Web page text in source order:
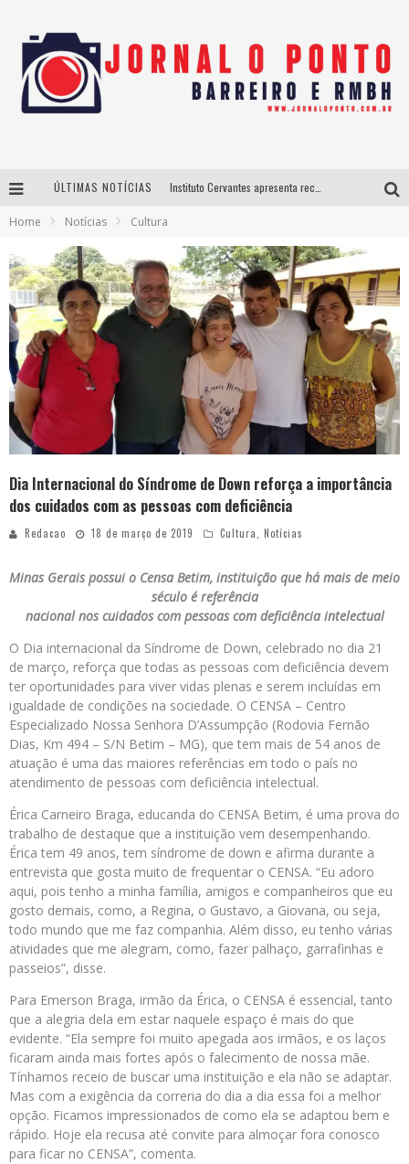
ÚLTIMAS NOTÍCIAS
BH recebe nesta quinta-feira lançamento do jogo “Coleta Seletiva” com roda de conversa entre agentes da sustentabilidade
Projeta Cultura abre inscrições gratuitas em São João del-Rei para oficinas de elaboração de projetos culturais e inteligência artificial
Home Notícias Cultura
Dia Internacional do Síndrome de Down reforça a importância
dos cuidados com as pessoas com deficiência
Redacao 18 de março de 2019 Cultura, Notícias
Minas Gerais possui o Censa Betim, instituição que há mais de meio
século é referência
nacional nos cuidados com pessoas com deficiência intelectual
O Dia internacional da Síndrome de Down, celebrado no dia 21
de março, reforça que todas as pessoas com deficiência devem
ter oportunidades para viver vidas plenas e serem incluídas em
igualdade de condições na sociedade. O CENSA – Centro
Especializado Nossa Senhora D’Assumpção (Rodovia Fernão
Dias, Km 494 – S/N Betim – MG), que tem mais de 54 anos de
atuação é uma das maiores referências em todo o país no
atendimento de pessoas com deficiência intelectual.
Érica Carneiro Braga, educanda do CENSA Betim, é uma prova do
trabalho de destaque que a instituição vem desempenhando.
Érica tem 49 anos, tem síndrome de down e afirma durante a
entrevista que gosta muito de frequentar o CENSA. “Eu adoro
aqui, pois tenho a minha família, amigos e companheiros que eu
gosto demais, como, a Regina, o Gustavo, a Giovana, ou seja,
todo mundo que me faz companhia. Além disso, eu tenho várias
atividades que me alegram, como, fazer palhaço, garrafinhas e
passeios”, disse.
Para Emerson Braga, irmão da Érica, o CENSA é essencial, tanto
que a alegria dela em estar naquele espaço é mais do que
evidente. “Ela sempre foi muito apegada aos irmãos, e os laços
ficaram ainda mais fortes após o falecimento de nossa mãe.
Tínhamos receio de buscar uma instituição e ela não se adaptar.
Mas com a exigência da correria do dia a dia essa foi a melhor
opção. Ficamos impressionados de como ela se adaptou bem e
rápido. Hoje ela recusa até convite para almoçar fora conosco
para ficar no CENSA”, comenta.